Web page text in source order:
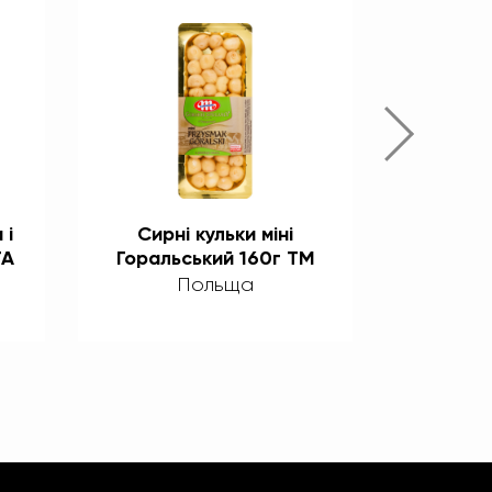
Сирні кульки міні
Горальський 160г TM
MLEKOVITA
Польща